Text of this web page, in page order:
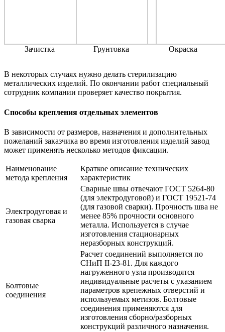
Зачистка Грунтовка Окраска
В некоторых случаях нужно делать стерилизацию
металлических изделий. По окончании работ специальный
сотрудник компании проверяет качество покрытия.
Способы крепления отдельных элементов
В зависимости от размеров, назначения и дополнительных
пожеланий заказчика во время изготовления изделий завод
может применять несколько методов фиксации.
Наименование
метода крепления
Краткое описание технических
характеристик
Электродуговая и
газовая сварка
Сварные швы отвечают ГОСТ 5264-80
(для электродуговой) и ГОСТ 19521-74
(для газовой сварки). Прочность шва не
менее 85% прочности основного
металла. Используется в случае
изготовления стационарных
неразборных конструкций.
Болтовые
соединения
Расчет соединений выполняется по
СНиП II-23-81. Для каждого
нагруженного узла производятся
индивидуальные расчеты с указанием
параметров крепежных отверстий и
используемых метизов. Болтовые
соединения применяются для
изготовления сборно/разборных
конструкций различного назначения.